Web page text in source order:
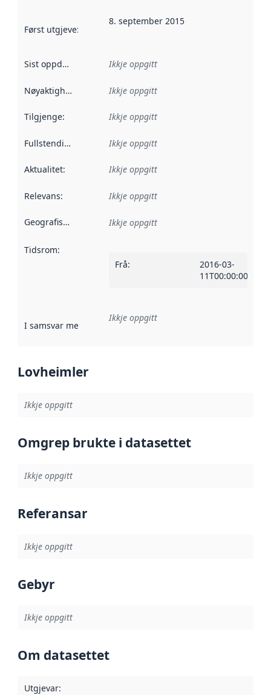
Først utgjeve: Denne datoen seier når dataa i dette
8. september 2015
Sist oppdatert Ikkje oppgitt
Nøyaktigheit Ikkje oppgitt
Tilgjenge: Ikkje oppgitt
Fullstendigheit Ikkje oppgitt
Aktualitet: Ikkje oppgitt
Relevans: Ikkje oppgitt
Geografisk område Ikkje oppgitt
Tidsrom:
Frå:
2016-03-
11T00:00:00Z
I samsvar med Referanse til ei implementeringsregel eller
Ikkje oppgitt
Lovheimler
Ikkje oppgitt
Omgrep brukte i datasettet
Ikkje oppgitt
Referansar
Ikkje oppgitt
Gebyr
Ikkje oppgitt
Om datasettet
Utgjevar: